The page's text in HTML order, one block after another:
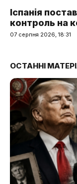
Іспанія
контроль на
07 серпня 2026, 18:31
ОСТАННІ